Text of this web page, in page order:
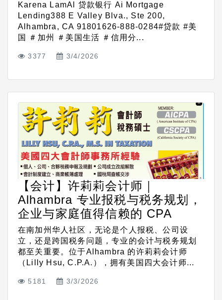
Karena LamAl 贷款银行 Ai Mortgage
Lending388 E Valley Blva., Ste 200,
Alhambra, CA 91801626-888-0284#贷款 #美
国 ＃加州 ＃美国生活 ＃信用分...
3377 3/4/2026
【会计】许莉莉会计师｜
Alhambra 专业报税与税务规划，
企业与家庭值得信赖的 CPA
在南加州华人社区，无论是个人报税、公司设
立，还是跨国税务问题，专业的会计与税务规划
都至关重要。位于Alhambra 的许莉莉会计师
（Lilly Hsu, C.P.A.），拥有美国四大会计师...
5181 3/3/2026